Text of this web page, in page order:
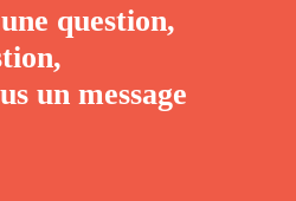
question,
un message